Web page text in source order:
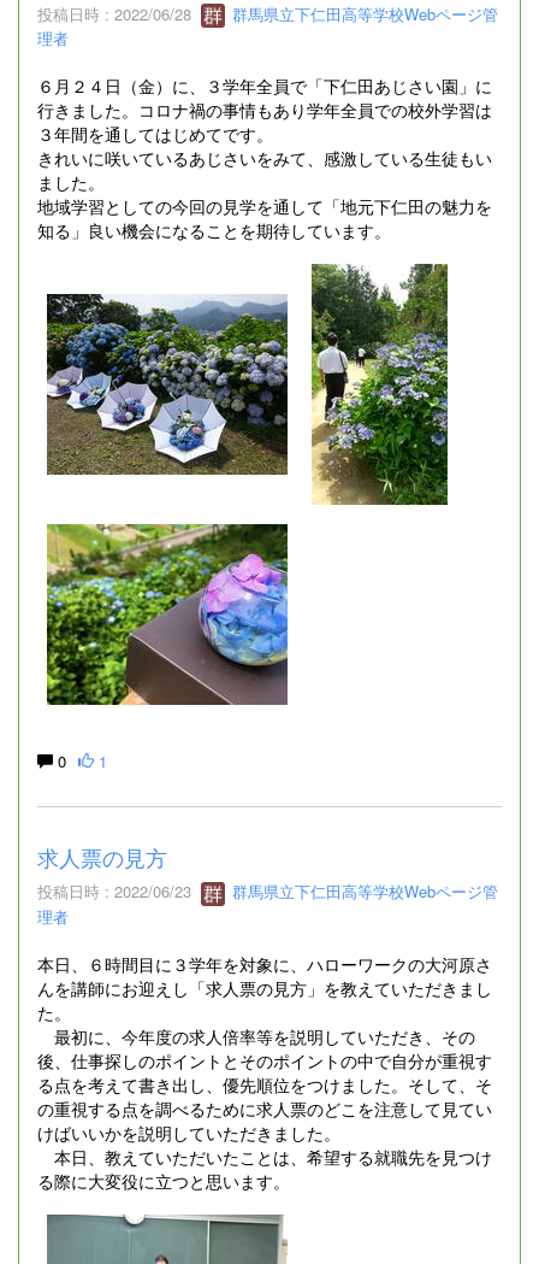
投稿日時 : 2022/06/28
群馬県立下仁田高等学校Webページ管
理者
６月２４日（金）に、３学年全員で「下仁田あじさい園」に
行きました。コロナ禍の事情もあり学年全員での校外学習は
３年間を通してはじめてです。
きれいに咲いているあじさいをみて、感激している生徒もい
ました。
地域学習としての今回の見学を通して「地元下仁田の魅力を
知る」良い機会になることを期待しています。
0 1
求人票の見方
投稿日時 : 2022/06/23
群馬県立下仁田高等学校Webページ管
理者
本日、６時間目に３学年を対象に、ハローワークの大河原さ
んを講師にお迎えし「求人票の見方」を教えていただきまし
た。
最初に、今年度の求人倍率等を説明していただき、その
後、仕事探しのポイントとそのポイントの中で自分が重視す
る点を考えて書き出し、優先順位をつけました。そして、そ
の重視する点を調べるために求人票のどこを注意して見てい
けばいいかを説明していただきました。
本日、教えていただいたことは、希望する就職先を見つけ
る際に大変役に立つと思います。